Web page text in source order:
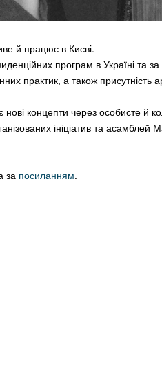
й працює в Києві.
програм в Україні та
практик, а також присутність
нові концепти через особисте й
ініціатив та асамблей
за посиланням.